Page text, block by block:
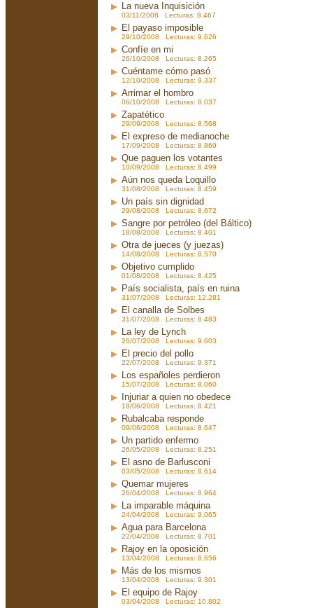
La nueva Inquisición
03/11/2008 Lecturas: 8.467
El payaso imposible
29/10/2008 Lecturas: 9.626
Confíe en mi
26/10/2008 Lecturas: 8.265
Cuéntame cómo pasó
12/10/2008 Lecturas: 9.337
Arrimar el hombro
06/10/2008 Lecturas: 8.037
Zapatético
29/09/2008 Lecturas: 8.568
El expreso de medianoche
17/09/2008 Lecturas: 8.869
Que paguen los votantes
10/09/2008 Lecturas: 8.499
Aún nos queda Loquillo
31/08/2008 Lecturas: 8.459
Un país sin dignidad
29/08/2008 Lecturas: 8.672
Sangre por petróleo (del Báltico)
18/08/2008 Lecturas: 8.401
Otra de jueces (y juezas)
14/08/2008 Lecturas: 8.570
Objetivo cumplido
01/08/2008 Lecturas: 8.425
País socialista, país en ruina
31/07/2008 Lecturas: 12.281
El canalla de Solbes
31/07/2008 Lecturas: 8.483
La ley de Lynch
26/07/2008 Lecturas: 9.603
El precio del pollo
22/07/2008 Lecturas: 9.371
Los españoles perdieron
15/07/2008 Lecturas: 8.060
Injuriar a quien no obedece
18/06/2008 Lecturas: 8.421
Rubalcaba responde
09/06/2008 Lecturas: 8.647
Un partido enfermo
26/05/2008 Lecturas: 8.251
El asno de Barlusconi
03/05/2008 Lecturas: 8.614
Quemar mujeres
26/04/2008 Lecturas: 8.964
La imparable máquina
24/04/2008 Lecturas: 9.065
Agua para Barcelona
22/04/2008 Lecturas: 8.701
Rajoy en la oposición
13/04/2008 Lecturas: 8.656
Más de los mismos
13/04/2008 Lecturas: 9.301
El equipo de Rajoy
03/04/2008 Lecturas: 10.802